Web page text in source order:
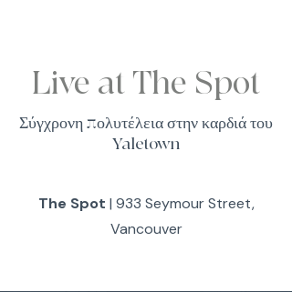
Live at The Spot
Σύγχρονη πολυτέλεια στην καρδιά του
Yaletown
The Spot | 933 Seymour Street,
Vancouver